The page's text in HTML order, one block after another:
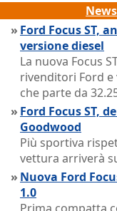
» Ford Focus ST,
versione diesel
La nuova Focus
rivenditori Ford
che parte da
» Ford Focus ST,
Goodwood
Più sportiva
vettura arriverà
» Nuova Ford
1.0